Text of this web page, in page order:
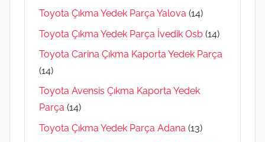
Toyota Çıkma Yedek Parça Yalova (14)
Toyota Çıkma Yedek Parça İvedik Osb (14)
Toyota Carina Çıkma Kaporta Yedek Parça
(14)
Toyota Avensis Çıkma Kaporta Yedek
Parça (14)
Toyota Çıkma Yedek Parça Adana (13)